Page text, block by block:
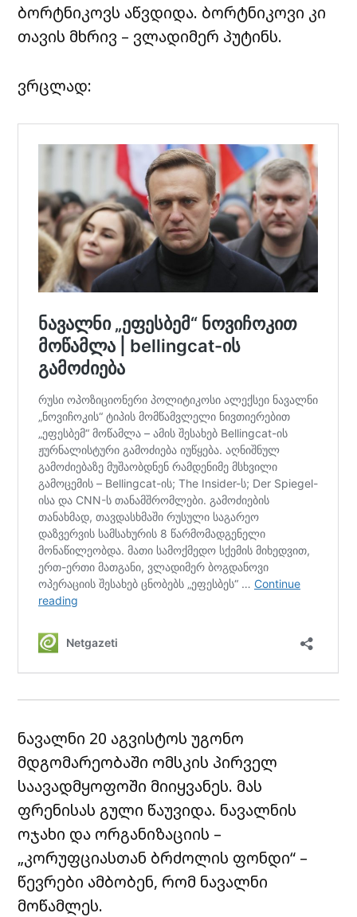
ბორტნიკოვს აწვდიდა. ბორტნიკოვი კი
თავის მხრივ – ვლადიმერ პუტინს.
ვრცლად:
ნავალნი 20 აგვისტოს უგონო
მდგომარეობაში ომსკის პირველ
საავადმყოფოში მიიყვანეს. მას
ფრენისას გული წაუვიდა. ნავალნის
ოჯახი და ორგანიზაციის –
„კორუფციასთან ბრძოლის ფონდი“ –
წევრები ამბობენ, რომ ნავალნი
მოწამლეს.